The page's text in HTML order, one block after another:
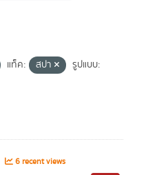
แท็ค: สปา
รูปแบบ:
6 recent views